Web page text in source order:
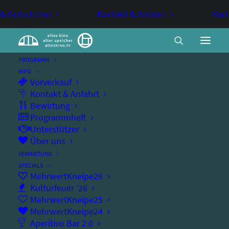
Gutscheine Kontakt & Anfahrt
PROGRAMM
INFO
Vorverkauf
Kontakt & Anfahrt
Bewirtung
Programmheft
Unterstützer
Über uns
VERMIETUNG
SPECIALS
MehrwertKneipe26
Kulturfeuer ’26
MehrwertKneipe25
MehrwertKneipe24
Aperitivo Bar 2.0
MehrwertKneipe –
StandUpComedy #6
COMEDY MEHRWERTKNEIPE
StandUpComedy #6 (2026)